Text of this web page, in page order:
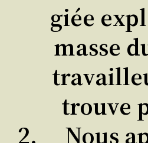
giée
masse
trouve
Nous